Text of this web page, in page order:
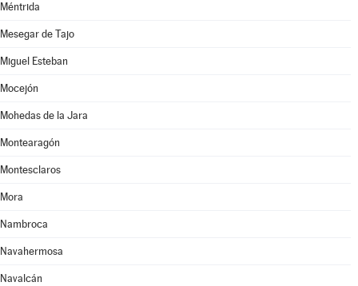
Méntrida
Mesegar de Tajo
Miguel Esteban
Mocejón
Mohedas de la Jara
Montearagón
Montesclaros
Mora
Nambroca
Navahermosa
Navalcán